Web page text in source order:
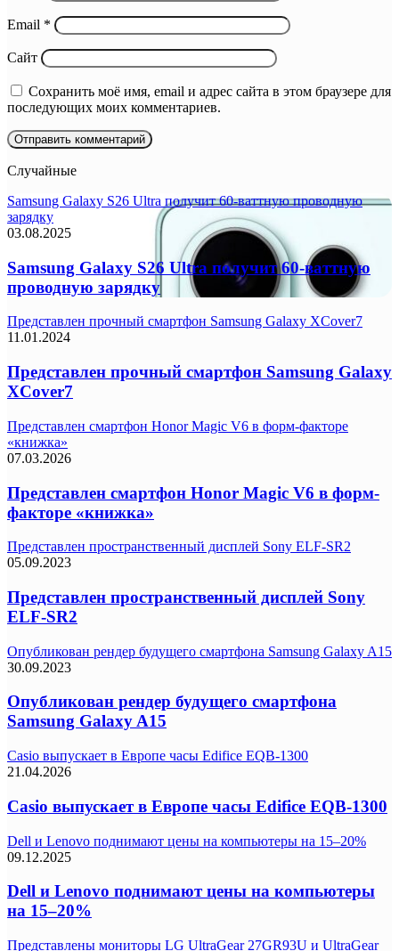
Email *
Сайт
Сохранить моё имя, email и адрес сайта в этом браузере для
последующих моих комментариев.
Случайные
Samsung Galaxy S26 Ultra получит 60-ваттную проводную
зарядку
03.08.2025
Samsung Galaxy S26 Ultra получит 60-ваттную
проводную зарядку
Представлен прочный смартфон Samsung Galaxy XCover7
11.01.2024
Представлен прочный смартфон Samsung Galaxy
XCover7
Представлен смартфон Honor Magic V6 в форм-факторе
«книжка»
07.03.2026
Представлен смартфон Honor Magic V6 в форм-
факторе «книжка»
Представлен пространственный дисплей Sony ELF-SR2
05.09.2023
Представлен пространственный дисплей Sony
ELF-SR2
Опубликован рендер будущего смартфона Samsung Galaxy A15
30.09.2023
Опубликован рендер будущего смартфона
Samsung Galaxy A15
Casio выпускает в Европе часы Edifice EQB-1300
21.04.2026
Casio выпускает в Европе часы Edifice EQB-1300
Dell и Lenovo поднимают цены на компьютеры на 15–20%
09.12.2025
Dell и Lenovo поднимают цены на компьютеры
на 15–20%
Представлены мониторы LG UltraGear 27GR93U и UltraGear